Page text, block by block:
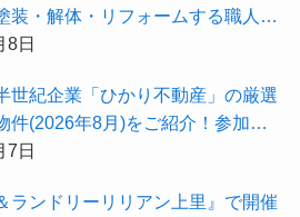
装・解体・リフォームする職人を
街の職人さん.com』がオススメ
8日
世紀企業「ひかり不動産」の厳選
件(2026年8月)をご紹介！参加費
家”新潟工場見学会』のご予約も
7日
ランドリーリリアン上里』で開催